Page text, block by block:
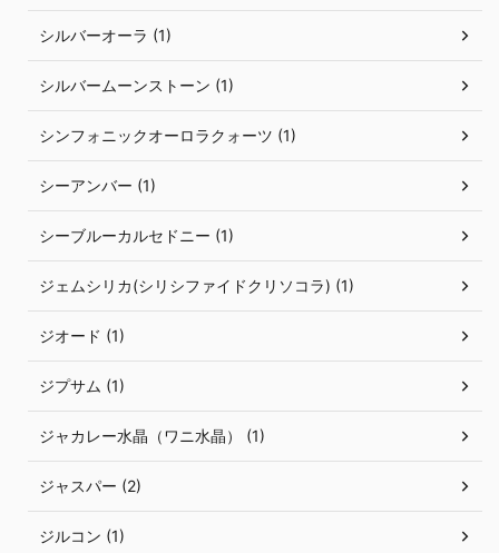
シルバーオーラ (1)
シルバームーンストーン (1)
シンフォニックオーロラクォーツ (1)
シーアンバー (1)
シーブルーカルセドニー (1)
ジェムシリカ(シリシファイドクリソコラ) (1)
ジオード (1)
ジプサム (1)
ジャカレー水晶（ワニ水晶） (1)
ジャスパー (2)
ジルコン (1)